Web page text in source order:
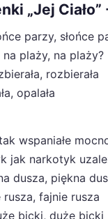
„Jej
parzy, słońce
plaży, na plaży?
rozbierała
opalała
wspaniałe
jak narkotyk
dusza, piękna
fajnie rusza
bicki, duże bicki